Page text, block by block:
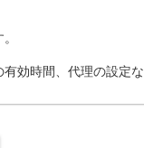
効時間、代理の設定